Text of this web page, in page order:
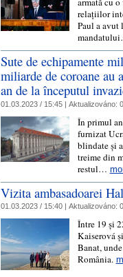
relațiilor
Paul a avut
Sute de echipamente
miliarde de coroane
an de la începutul
01.03.2023 / 15:45 | Aktualizováno:
În primul
furnizat
blindate și
treime din
restul…
Vizita ambasadoarei
01.03.2023 / 15:40 | Aktualizováno:
Între 19 și
Kaiserová
Banat,
România.